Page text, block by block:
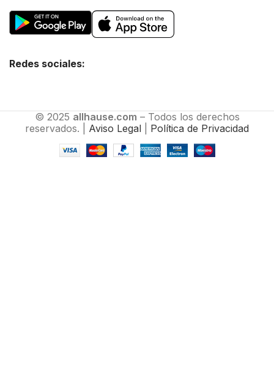
Redes sociales:
© 2025 allhause.com – Todos los derechos
reservados. | Aviso Legal Política de Privacidad